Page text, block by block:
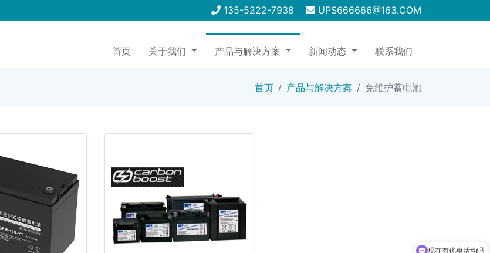
135-5222-7938 UPS666666@163.COM
首页 关于我们 产品与解决方案 新闻动态 联系我们
首页 产品与解决方案 免维护蓄电池
现在有优惠活动吗